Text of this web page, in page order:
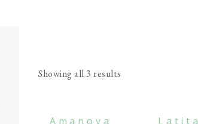
Showing all 3 results
Amanova
Latita